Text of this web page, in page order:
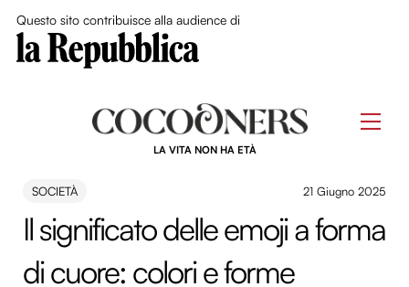
Questo sito contribuisce alla audience di
LA VITA NON HA ETÀ
SOCIETÀ 21 Giugno 2025
Il significato delle emoji a forma
di cuore: colori e forme